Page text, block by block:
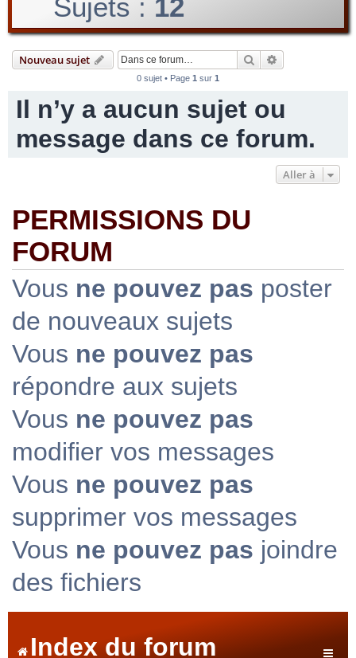
e
Sujets : 12
Nouveau sujet Rechercher
0 sujet • Page 1 sur 1
Il n’y a aucun sujet ou
message dans ce forum.
Aller à
PERMISSIONS DU
FORUM
Vous ne pouvez pas poster
de nouveaux sujets
Vous ne pouvez pas
répondre aux sujets
Vous ne pouvez pas
modifier vos messages
Vous ne pouvez pas
supprimer vos messages
Vous ne pouvez pas joindre
des fichiers
Index du forum